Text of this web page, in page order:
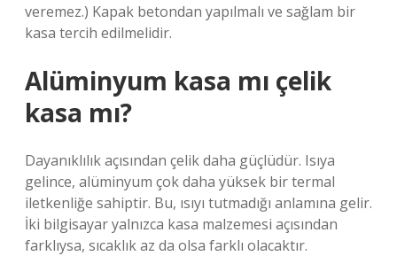
veremez.) Kapak betondan yapılmalı ve sağlam bir
kasa tercih edilmelidir.
Alüminyum kasa mı çelik
kasa mı?
Dayanıklılık açısından çelik daha güçlüdür. Isıya
gelince, alüminyum çok daha yüksek bir termal
iletkenliğe sahiptir. Bu, ısıyı tutmadığı anlamına gelir.
İki bilgisayar yalnızca kasa malzemesi açısından
farklıysa, sıcaklık az da olsa farklı olacaktır.